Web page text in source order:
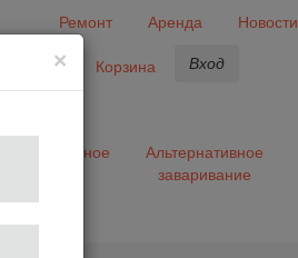
Ремонт Аренда Новости
Корзина Вход
Разное
Альтернативное
заваривание
×